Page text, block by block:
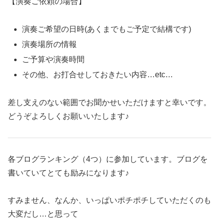
演奏ご希望の日時(あくまでもご予定で結構です)
演奏場所の情報
ご予算や演奏時間
その他、お打合せしておきたい内容…etc…
差し支えのない範囲でお聞かせいただけますと幸いです。
どうぞよろしくお願いいたします♪
各ブログランキング（4つ）に参加しています。ブログを
書いていてとても励みになります♪
すみません、なんか、いっぱいポチポチしていただくのも
大変だし…と思って